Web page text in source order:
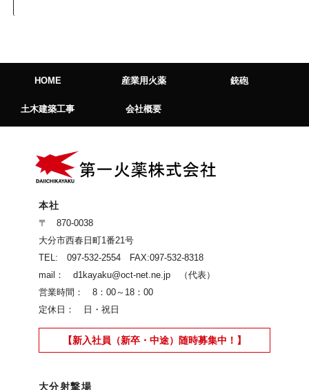
HOME 産業用火薬 銃砲
土木建築工事 会社概要
本社
〒 870-0038
大分市西春日町1番21号
TEL: 097-532-2554 FAX:097-532-8318
mail： d1kayaku@oct-net.ne.jp （代表）
営業時間： 8：00～18：00
定休日： 日・祝日
【新入社員（新卒・中途）随時募集中！】
大分射撃場